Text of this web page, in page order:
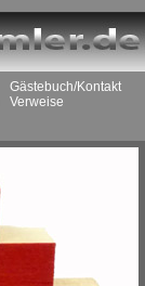
Gästebuch/Kontakt
Verweise